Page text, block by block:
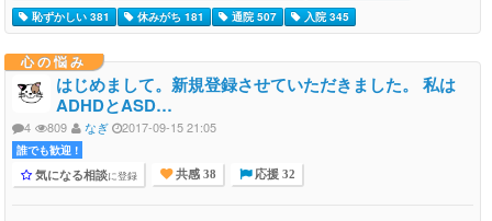
恥ずかしい 381
休みがち 181 通院 507 入院 345
心の悩み
はじめまして。新規登録させていただきました。 私は
ADHDとASD…
4 809 なぎ 2017-09-15 21:05
誰でも歓迎 !
気になる相談に登録 共感 38 応援 32